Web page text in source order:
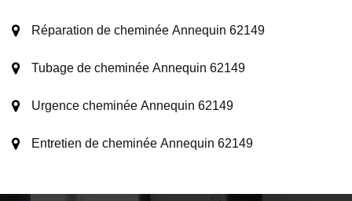
Réparation de cheminée Annequin 62149
Tubage de cheminée Annequin 62149
Urgence cheminée Annequin 62149
Entretien de cheminée Annequin 62149